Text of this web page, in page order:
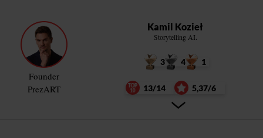
Founder
PrezART
Kamil Kozieł
Storytelling AI.
3 4 1
13/14 5,37/6